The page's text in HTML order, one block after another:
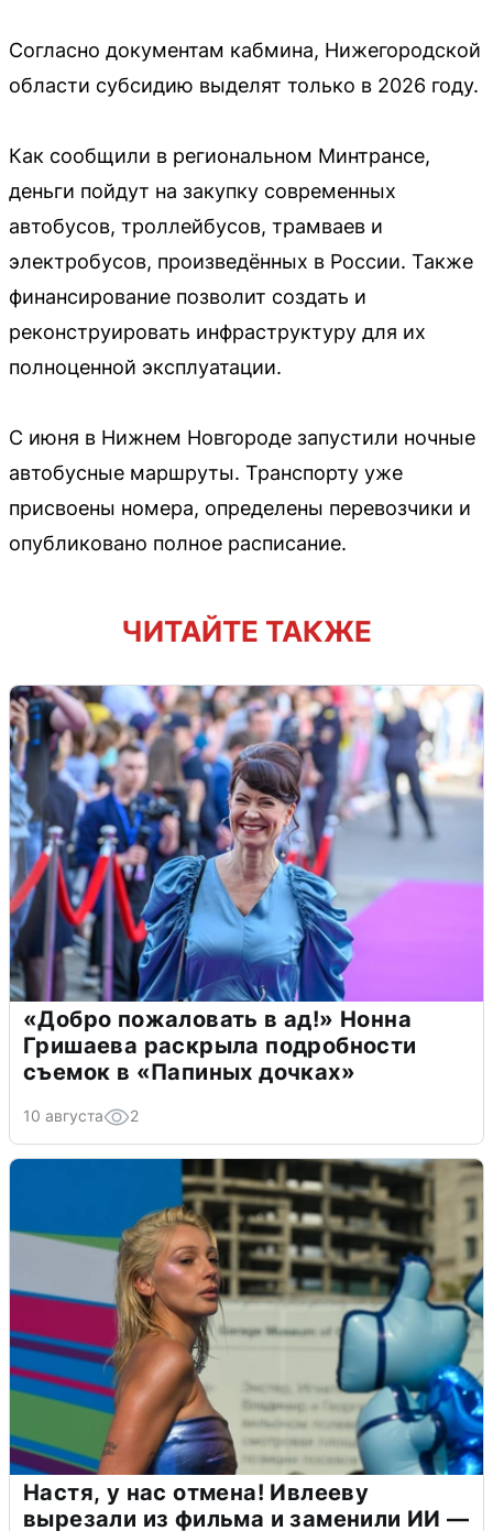
Согласно документам кабмина, Нижегородской
области субсидию выделят только в 2026 году.
Как сообщили в региональном Минтрансе,
деньги пойдут на закупку современных
автобусов, троллейбусов, трамваев и
электробусов, произведённых в России. Также
финансирование позволит создать и
реконструировать инфраструктуру для их
полноценной эксплуатации.
С июня в Нижнем Новгороде запустили ночные
автобусные маршруты. Транспорту уже
присвоены номера, определены перевозчики и
опубликовано полное расписание.
ЧИТАЙТЕ ТАКЖЕ
«Добро пожаловать в ад!» Нонна
Гришаева раскрыла подробности
съемок в «Папиных дочках»
10 августа 2
Настя, у нас отмена! Ивлееву
вырезали из фильма и заменили ИИ —